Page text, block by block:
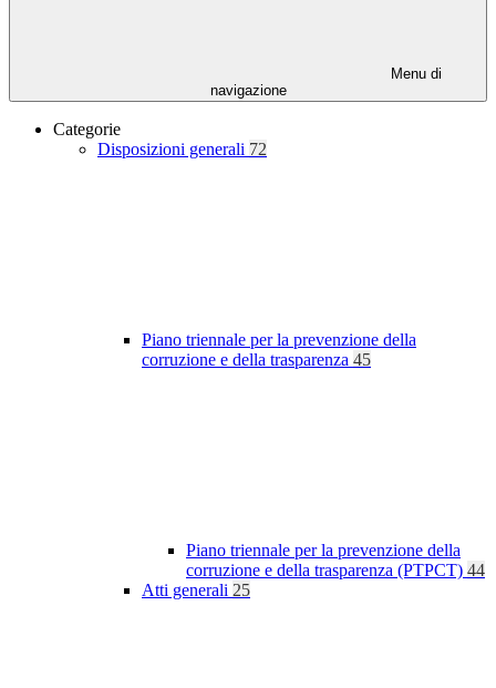
Menu di
navigazione
Categorie
Disposizioni generali 72
Piano triennale per la prevenzione della
corruzione e della trasparenza 45
Piano triennale per la prevenzione della
corruzione e della trasparenza (PTPCT) 44
Atti generali 25